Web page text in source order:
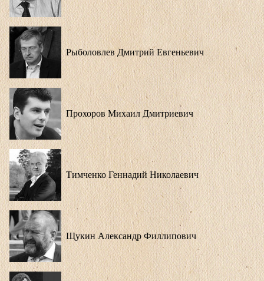
Рыболовлев Дмитрий Евгеньевич
Прохоров Михаил Дмитриевич
Тимченко Геннадий Николаевич
Щукин Александр Филлипович